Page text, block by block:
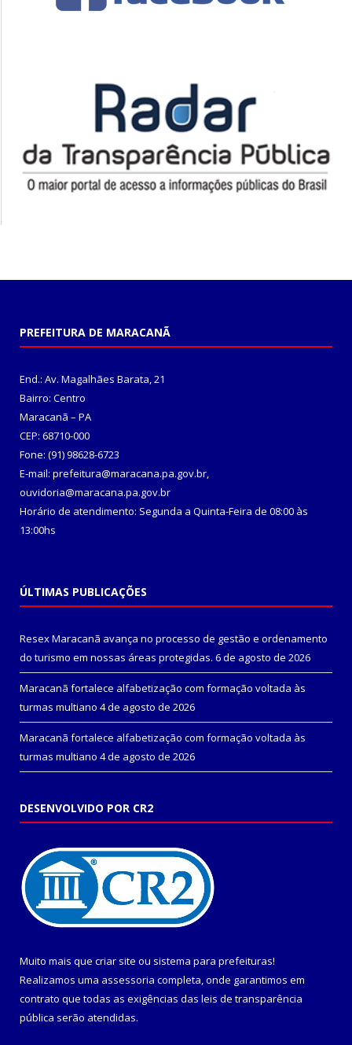
PREFEITURA DE MARACANÃ
End.: Av. Magalhães Barata, 21
Bairro: Centro
Maracanã – PA
CEP: 68710-000
Fone: (91) 98628-6723
E-mail: prefeitura@maracana.pa.gov.br,
ouvidoria@maracana.pa.gov.br
Horário de atendimento: Segunda a Quinta-Feira de 08:00 às
13:00hs
ÚLTIMAS PUBLICAÇÕES
Resex Maracanã avança no processo de gestão e ordenamento
do turismo em nossas áreas protegidas. 6 de agosto de 2026
Maracanã fortalece alfabetização com formação voltada às
turmas multiano 4 de agosto de 2026
Maracanã fortalece alfabetização com formação voltada às
turmas multiano 4 de agosto de 2026
DESENVOLVIDO POR CR2
Muito mais que criar site ou sistema para prefeituras!
Realizamos uma assessoria completa, onde garantimos em
contrato que todas as exigências das leis de transparência
pública serão atendidas.